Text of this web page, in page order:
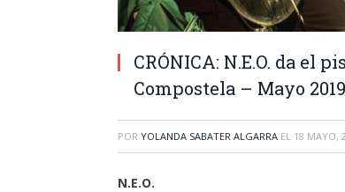
CRÓNICA: N.E.O. da el
Compostela – Mayo 2019
POR YOLANDA SABATER ALGARRA EL 18 MAYO,
N.E.O.